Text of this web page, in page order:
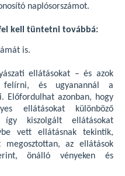
naplósorszámot.
kell tüntetni továbbá:
is.
ellátásokat – és azok
és ugyanannál a
Előfordulhat azonban, hogy
ellátásokat különböző
így kiszolgált ellátásokat
vett ellátásnak tekintik,
megosztottan, az ellátások
önálló vényeken és